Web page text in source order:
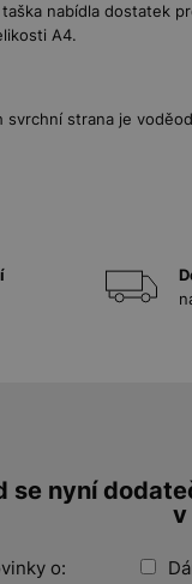
nabídla
A4.
strana je
se nyní
v
o: